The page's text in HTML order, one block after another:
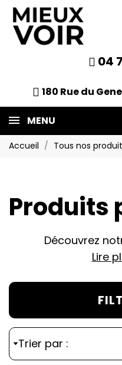
04
180 Rue du
MENU
Accueil Tous nos
Produits
Découvrez
Lire
Trier par :